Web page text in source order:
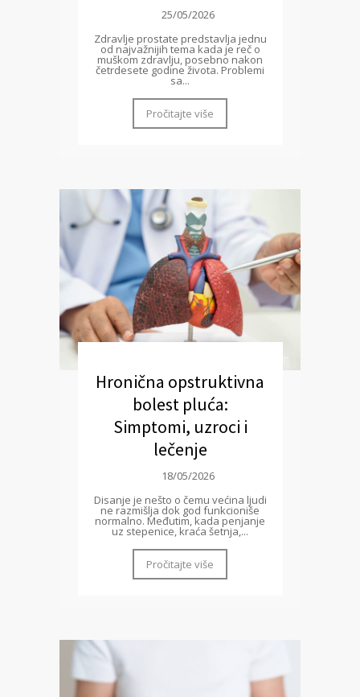
25/05/2026
Zdravlje prostate predstavlja jednu
od najvažnijih tema kada je reč o
muškom zdravlju, posebno nakon
četrdesete godine života. Problemi
sa...
Pročitajte više
Hronična opstruktivna
bolest pluća:
Simptomi, uzroci i
lečenje
18/05/2026
Disanje je nešto o čemu većina ljudi
ne razmišlja dok god funkcioniše
normalno. Međutim, kada penjanje
uz stepenice, kraća šetnja,...
Pročitajte više